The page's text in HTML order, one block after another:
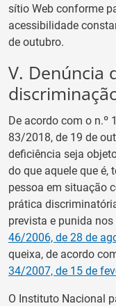
sítio Web conforme
acessibilidade
de outubro.
V. Denúncia
De acordo com o n.º
83/2018, de 19 de
deficiência seja
do que aquele que é,
pessoa em situação
prática
prevista e punida
46/2006, de 28 de
queixa, de acordo
34/2007, de 15 de
O Instituto Nacional